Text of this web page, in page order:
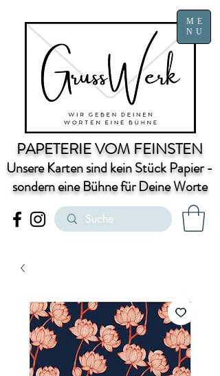
PAPETERIE VOM FEINSTEN
Unsere Karten sind kein Stück Papier -
sondern eine Bühne für Deine Worte
ME
NU